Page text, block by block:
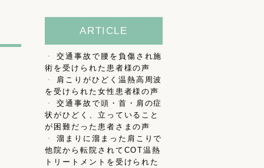
ARTICLE
交通事故で腰を負傷され施
術を受けられた患者様の声
肩こりがひどく温熱高周波
を受けられた女性患者様の声
交通事故で頭・首・肩の症
状がひどく、立っていること
が困難だった患者さまの声
溜まりに溜まった肩こりで
他院から転院されてCOT温熱
トリートメントを受けられた